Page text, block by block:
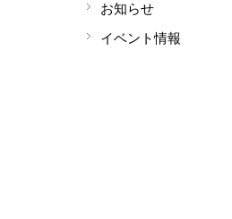
お知らせ
イベント情報